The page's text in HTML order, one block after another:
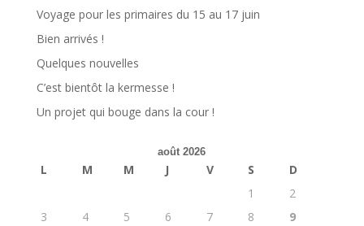
Voyage pour les primaires du 15 au 17 juin
Bien arrivés !
Quelques nouvelles
C’est bientôt la kermesse !
Un projet qui bouge dans la cour !
août 2026
L M M J V S
D
1
2
3
4 5 6 7 8
9